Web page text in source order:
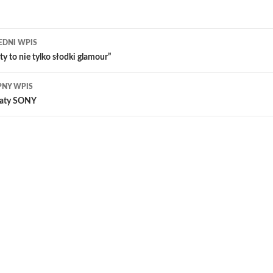
WPIS
to nie tylko słodki glamour”
WPIS
SONY